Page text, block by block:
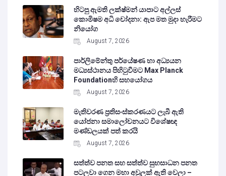
හිටපු ඇමති ලක්ෂ්මන් යාපාට අල්ලස්
කොමිෂම අධි චෝදනා: ඇප මත මුදා හැරීමට
නියෝග
August 7, 2026
පාර්ලිමේන්තු පර්යේෂණ හා අධ්‍යයන
මධ්‍යස්ථානය පිහිටුවීමට Max Planck
Foundationහි සහයෝගය
August 7, 2026
මැතිවරණ ප්‍රතිසංස්කරණයට ලැබී ඇති
යෝජනා සමාලෝචනයට විශේෂඥ
මණ්ඩලයක් පත් කරයි
August 7, 2026
සත්ත්ව පනත සහ සත්ත්ව සුභසාධන පනත
පටලවා ගෙන මහා අවුලක් ඇති වෙලා –